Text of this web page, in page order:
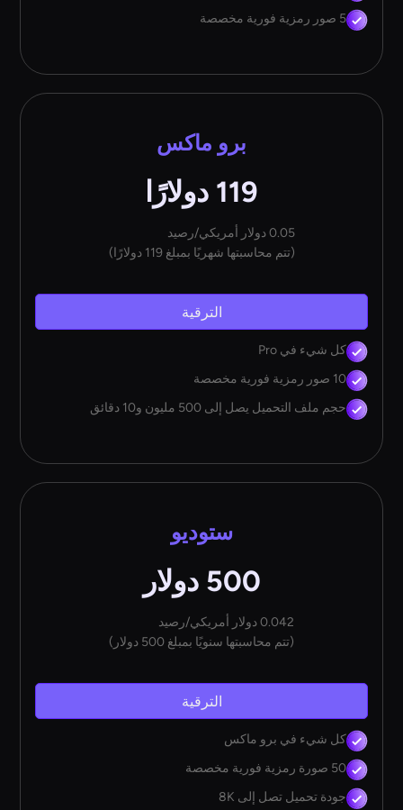
5 صور رمزية فورية مخصصة
برو ماكس
119 دولارًا
0.05 دولار أمريكي/رصيد
(تتم محاسبتها شهريًا بمبلغ 119 دولارًا)
الترقية
كل شيء في Pro
10 صور رمزية فورية مخصصة
حجم ملف التحميل يصل إلى 500 مليون و10 دقائق
ستوديو
500 دولار
0.042 دولار أمريكي/رصيد
(تتم محاسبتها سنويًا بمبلغ 500 دولار)
الترقية
كل شيء في برو ماكس
50 صورة رمزية فورية مخصصة
جودة تحميل تصل إلى 8K